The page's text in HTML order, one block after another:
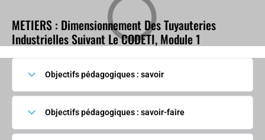
METIERS : Dimensionnement Des Tuyauteries
Industrielles Suivant Le CODETI, Module 1
Objectifs pédagogiques : savoir
Objectifs pédagogiques : savoir-faire